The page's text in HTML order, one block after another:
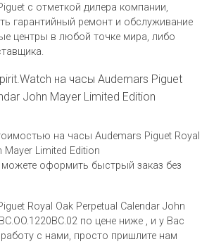
c отметкой дилера компании,
гарантийный ремонт и обслуживание
центры в любой точке мира, либо
на часы Audemars Piguet
John Mayer Limited Edition
на часы Audemars Piguet Royal
Mayer Limited Edition
можете оформить быстрый заказ без
Royal Oak Perpetual Calendar John
по цене ниже , и у Вас
с нами, просто пришлите нам